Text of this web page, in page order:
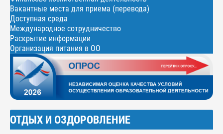
Вакантные места для приема (перевода)
Доступная среда
Международное сотрудничество
Раскрытие информации
Организация питания в ОО
ОТДЫХ И ОЗДОРОВЛЕНИЕ